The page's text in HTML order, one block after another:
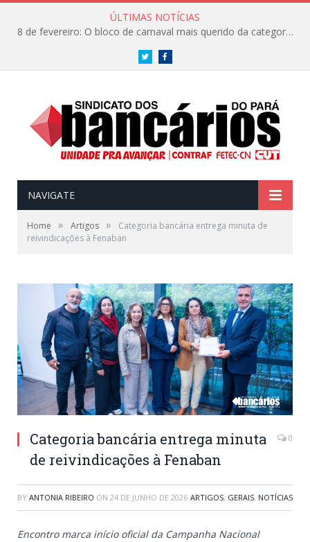
ÚLTIMAS NOTÍCIAS
8 de fevereiro: O bloco de carnaval mais querido da categoria já tem data. Vem pro CarnaBancários 2025!
Twitter
NAVIGATE
Home » Artigos »
Categoria bancária entrega minuta de
reivindicações à Fenaban
Categoria bancária entrega minuta
de reivindicações à Fenaban
0
BY ANTONIA RIBEIRO ON 24 DE JUNHO DE 2026 ARTIGOS, GERAIS, NOTÍCIAS
Encontro marca início oficial da Campanha Nacional